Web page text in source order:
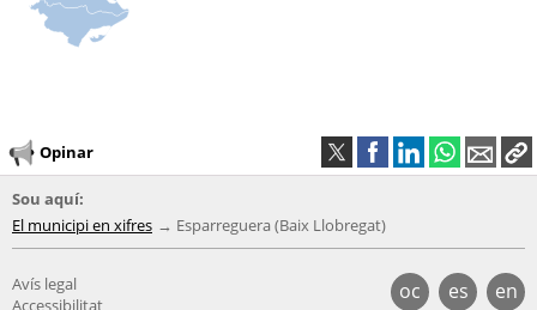
Opinar
Sou aquí:
El municipi en xifres
Esparreguera (Baix Llobregat)
oc es en
Avís legal
Accessibilitat